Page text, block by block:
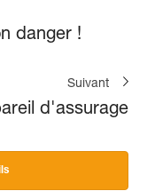
danger !
Suivant
d'assurage